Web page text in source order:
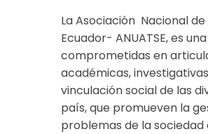
La Asociación Nacional
Ecuador- ANUATSE, es
comprometidas en
académicas,
vinculación social de las
país, que promueven la
problemas de la sociedad